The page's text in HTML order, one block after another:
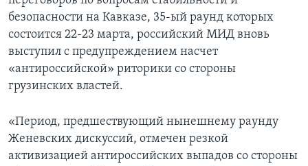
безопасности на Кавказе, 35-ый раунд которых
состоится 22-23 марта, российский МИД вновь
выступил с предупреждением насчет
«антироссийской» риторики со стороны
грузинских властей.
«Период, предшествующий нынешнему раунду
Женевских дискуссий, отмечен резкой
активизацией антироссийских выпадов со стороны